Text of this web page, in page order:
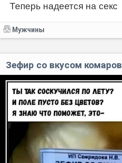
Теперь надеется на секс
Мужчины
Зефир со вкусом комаров